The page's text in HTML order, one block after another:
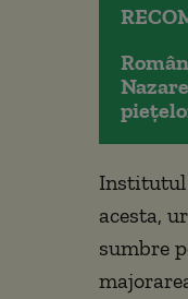
Institutul
acesta,
sumbre